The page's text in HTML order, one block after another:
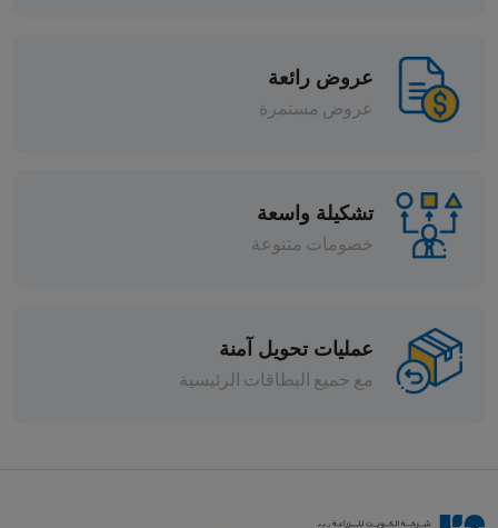
عروض رائعة
عروض مستمرة
تشكيلة واسعة
خصومات متنوعة
عمليات تحويل آمنة
مع جميع البطاقات الرئيسية